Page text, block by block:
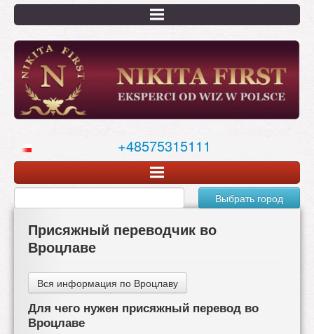
Перейти
основному
содержанию
+48575315111
Выбрать город
Присяжный переводчик во
Вроцлаве
Вся информация по Вроцлаву
Для чего нужен присяжный перевод во
Вроцлаве